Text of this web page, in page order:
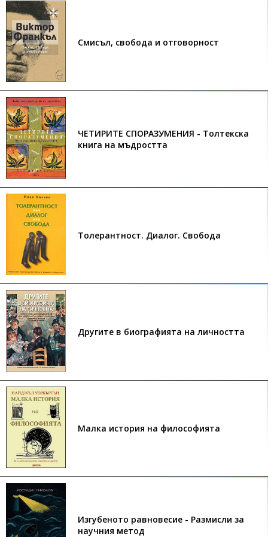
Смисъл, свобода и отговорност
ЧЕТИРИТЕ СПОРАЗУМЕНИЯ - Толтекска
книга на мъдростта
Толерантност. Диалог. Свобода
Другите в биографията на личността
Малка история на философията
Изгубеното равновесие - Размисли за
научния метод